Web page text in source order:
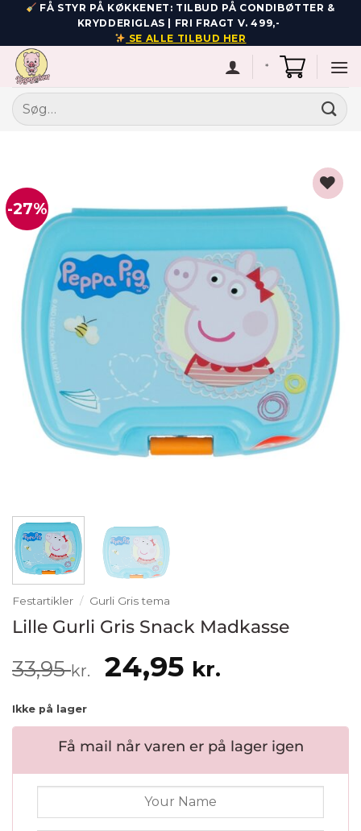
Fortsæt
indhold
FÅ STYR PÅ KØKKENET: TILBUD PÅ CONDIBØTTER &
KRYDDERIGLAS | FRI FRAGT V. 499,-
SE ALLE TILBUD HER
*
Søg
efter:
-27%
Add to
wishlist
Festartikler / Gurli Gris tema
Lille Gurli Gris Snack Madkasse
33,95kr.
Den
pris
var:
33,95 kr..
24,95 kr.Den
pris
er:
24,95 kr..
Ikke på lager
Få mail når varen er på lager igen